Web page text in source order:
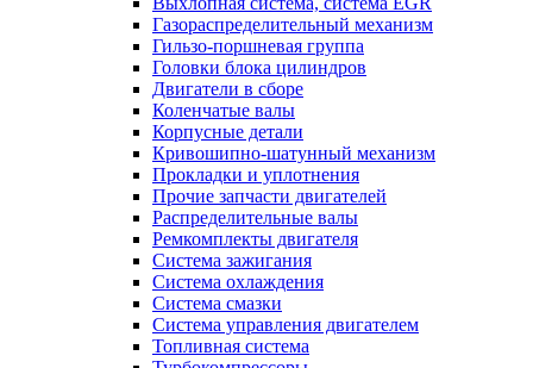
Газораспределительный механизм
Гильзо-поршневая группа
Головки блока цилиндров
Двигатели в сборе
Коленчатые валы
Корпусные детали
Кривошипно-шатунный механизм
Прокладки и уплотнения
Прочие запчасти двигателей
Распределительные валы
Ремкомплекты двигателя
Система зажигания
Система охлаждения
Система смазки
Система управления двигателем
Топливная система